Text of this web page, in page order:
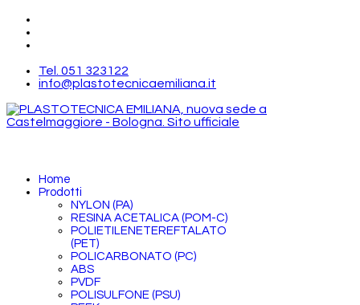
Tel. 051 323122
info@plastotecnicaemiliana.it
Home
Prodotti
NYLON (PA)
RESINA ACETALICA (POM-C)
POLIETILENETEREFTALATO
(PET)
POLICARBONATO (PC)
ABS
PVDF
POLISULFONE (PSU)